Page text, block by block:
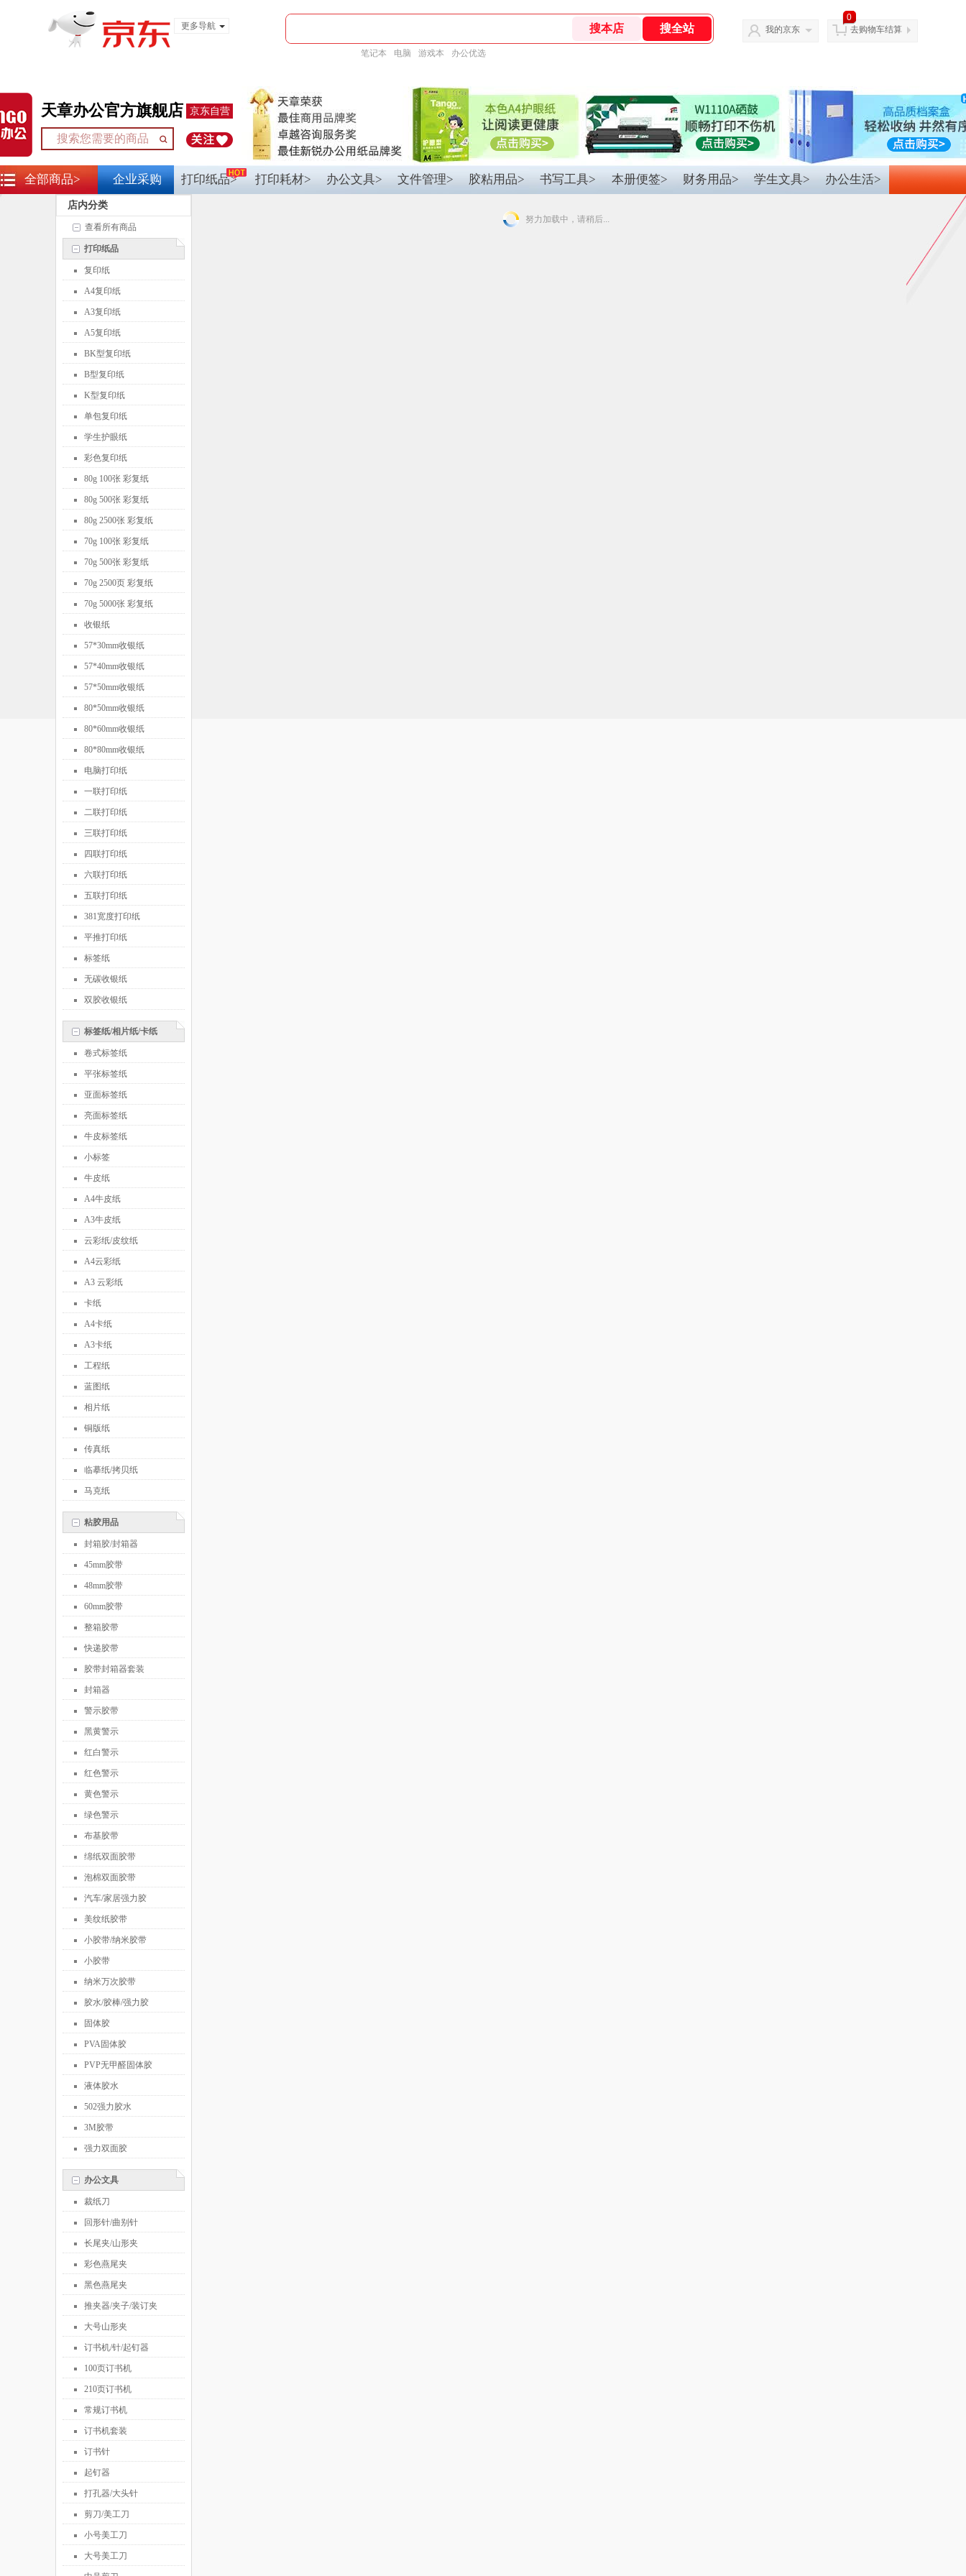
更多导航
笔记本 电脑 游戏本 办公优选
我的京东
0
去购物车结算
天章办公官方旗舰店 京东自营
打印纸品> 办公文具> 胶粘用品> 书写工具>
文件管理> 本册便签> 学生文具>
财务用品> 办公生活>
全部商品> 企业采购 打印耗材>
店内分类
查看所有商品
打印纸品
复印纸
A4复印纸
A3复印纸
A5复印纸
BK型复印纸
B型复印纸
K型复印纸
单包复印纸
学生护眼纸
彩色复印纸
80g 100张 彩复纸
80g 500张 彩复纸
80g 2500张 彩复纸
70g 100张 彩复纸
70g 500张 彩复纸
70g 2500页 彩复纸
70g 5000张 彩复纸
收银纸
57*30mm收银纸
57*40mm收银纸
57*50mm收银纸
80*50mm收银纸
80*60mm收银纸
80*80mm收银纸
电脑打印纸
一联打印纸
二联打印纸
三联打印纸
四联打印纸
六联打印纸
五联打印纸
381宽度打印纸
平推打印纸
标签纸
无碳收银纸
双胶收银纸
标签纸/相片纸/卡纸
卷式标签纸
平张标签纸
亚面标签纸
亮面标签纸
牛皮标签纸
小标签
牛皮纸
A4牛皮纸
A3牛皮纸
云彩纸/皮纹纸
A4云彩纸
A3 云彩纸
卡纸
A4卡纸
A3卡纸
工程纸
蓝图纸
相片纸
铜版纸
传真纸
临摹纸/拷贝纸
马克纸
粘胶用品
封箱胶/封箱器
45mm胶带
48mm胶带
60mm胶带
整箱胶带
快递胶带
胶带封箱器套装
封箱器
警示胶带
黑黄警示
红白警示
红色警示
黄色警示
绿色警示
布基胶带
绵纸双面胶带
泡棉双面胶带
汽车/家居强力胶
美纹纸胶带
小胶带/纳米胶带
小胶带
纳米万次胶带
胶水/胶棒/强力胶
固体胶
PVA固体胶
PVP无甲醛固体胶
液体胶水
502强力胶水
3M胶带
强力双面胶
办公文具
裁纸刀
回形针/曲别针
长尾夹/山形夹
彩色燕尾夹
黑色燕尾夹
推夹器/夹子/装订夹
大号山形夹
订书机/针/起钉器
100页订书机
210页订书机
常规订书机
订书机套装
订书针
起钉器
打孔器/大头针
剪刀/美工刀
小号美工刀
大号美工刀
努力加载中，请稍后...